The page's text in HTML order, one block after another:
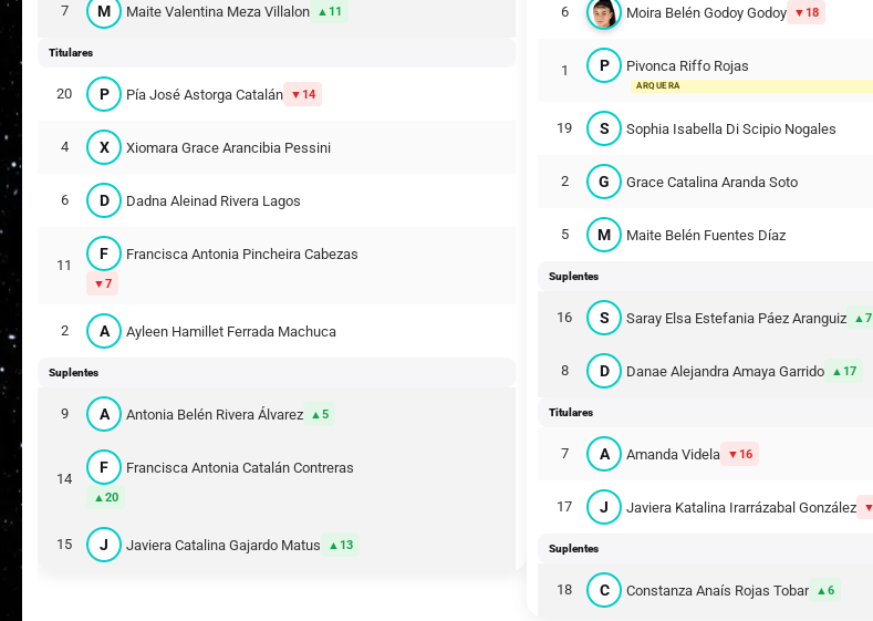
7 M Maite Valentina Meza Villalon 11
Titulares
20 P Pía José Astorga Catalán 14
4 X Xiomara Grace Arancibia Pessini
6 D Dadna Aleinad Rivera Lagos
11
F Francisca Antonia Pincheira Cabezas
7
2 A Ayleen Hamillet Ferrada Machuca
Suplentes
9 A Antonia Belén Rivera Álvarez 5
14
F Francisca Antonia Catalán Contreras
20
15 J Javiera Catalina Gajardo Matus 13
6 Moira Belén Godoy Godoy 18
1 P Pivonca Riffo Rojas
ARQUERA
19 S Sophia Isabella Di Scipio Nogales
2 G Grace Catalina Aranda Soto
5 M Maite Belén Fuentes Díaz
Suplentes
16 S Saray Elsa Estefania Páez Aranguiz 7
8 D Danae Alejandra Amaya Garrido 17
Titulares
7 A Amanda Videla 16
17 J Javiera Katalina Irarrázabal González
Suplentes
18 C Constanza Anaís Rojas Tobar 6